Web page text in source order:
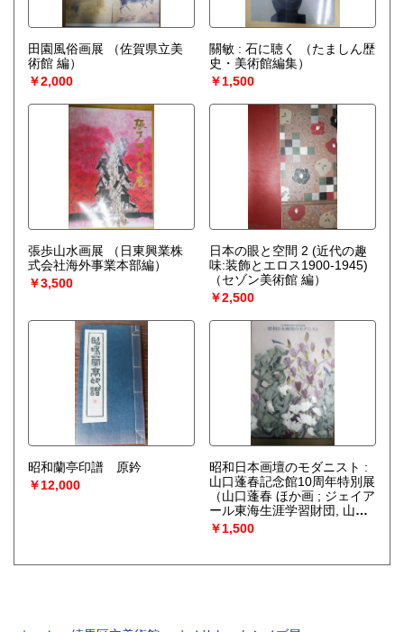
田園風俗画展
（佐賀県立美
術館 編）
￥2,000
關敏 : 石に聴く
（たましん歴
史・美術館編集）
￥1,500
張歩山水画展
（日東興業株
式会社海外事業本部編）
￥3,500
日本の眼と空間 2 (近代の趣
味:装飾とエロス1900-1945)
（セゾン美術館 編）
￥2,500
昭和蘭亭印譜 原鈐
￥12,000
昭和日本画壇のモダニスト :
山口蓬春記念館10周年特別展
（山口蓬春 ほか画 ; ジェイア
ール東海生涯学習財団, 山口
蓬春記念館 編）
￥1,500